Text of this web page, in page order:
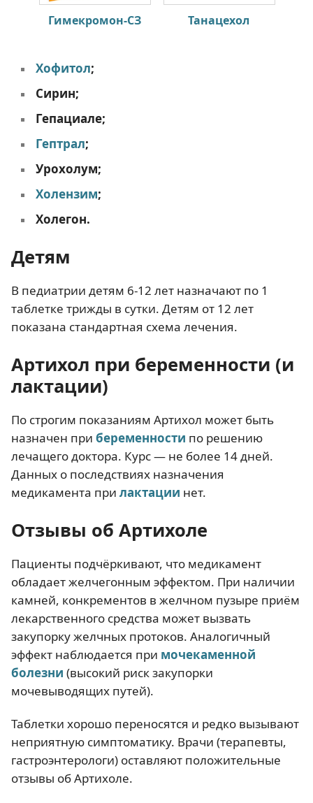
Гимекромон-СЗ Танацехол
Хофитол;
Сирин;
Гепациале;
Гептрал;
Урохолум;
Холензим;
Холегон.
Детям
В педиатрии детям 6-12 лет назначают по 1
таблетке трижды в сутки. Детям от 12 лет
показана стандартная схема лечения.
Артихол при беременности (и
лактации)
По строгим показаниям Артихол может быть
назначен при беременности по решению
лечащего доктора. Курс — не более 14 дней.
Данных о последствиях назначения
медикамента при лактации нет.
Отзывы об Артихоле
Пациенты подчёркивают, что медикамент
обладает желчегонным эффектом. При наличии
камней, конкрементов в желчном пузыре приём
лекарственного средства может вызвать
закупорку желчных протоков. Аналогичный
эффект наблюдается при мочекаменной
болезни (высокий риск закупорки
мочевыводящих путей).
Таблетки хорошо переносятся и редко вызывают
неприятную симптоматику. Врачи (терапевты,
гастроэнтерологи) оставляют положительные
отзывы об Артихоле.